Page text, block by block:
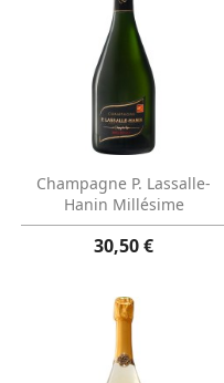
Aperçu rapide
Champagne P. Lassalle-
Hanin Millésime
30,50 €